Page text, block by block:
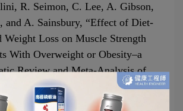
R. Seimon, C. Lee, A. Gibson,
and A. Sainsbury, “Effect of Diet-
Weight Loss on Muscle Strength
With Overweight or Obesity–a
Review and Meta-Analysis of
Trials,” Obesity Reviews 17
[PubMed
]